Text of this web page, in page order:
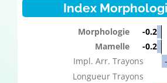
Index
Morphologie
-0.2
Mamelle
-0.2
Impl. Arr. Trayons
Longueur Trayons